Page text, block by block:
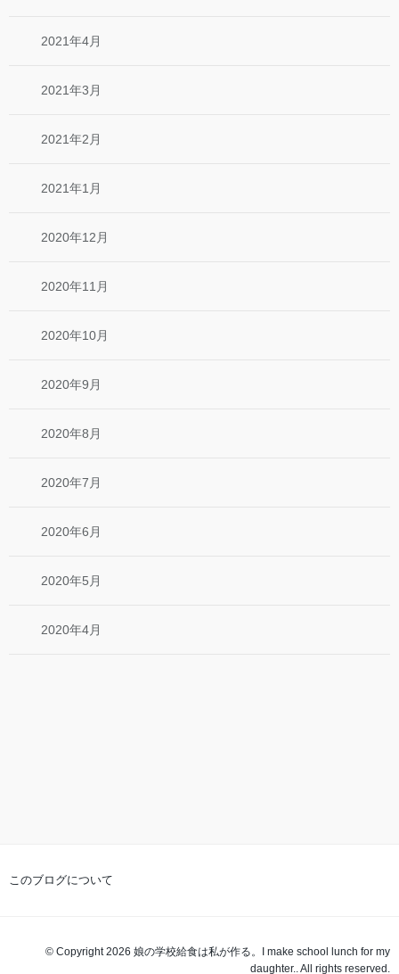
2021年4月
2021年3月
2021年2月
2021年1月
2020年12月
2020年11月
2020年10月
2020年9月
2020年8月
2020年7月
2020年6月
2020年5月
2020年4月
このブログについて
© Copyright 2026 娘の学校給食は私が作る。I make school lunch for my
daughter.. All rights reserved.